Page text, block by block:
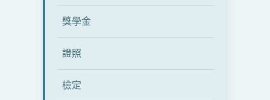
獎學金
證照
檢定